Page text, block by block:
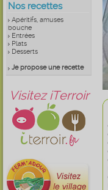
Nos recettes
Apéritifs, amuses
bouche
Entrées
Plats
Desserts
Je propose une recette
Visitez iTerroir